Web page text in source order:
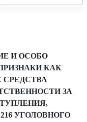
И ОСОБО
КАК
СРЕДСТВА
ЗА
УГОЛОВНОГО